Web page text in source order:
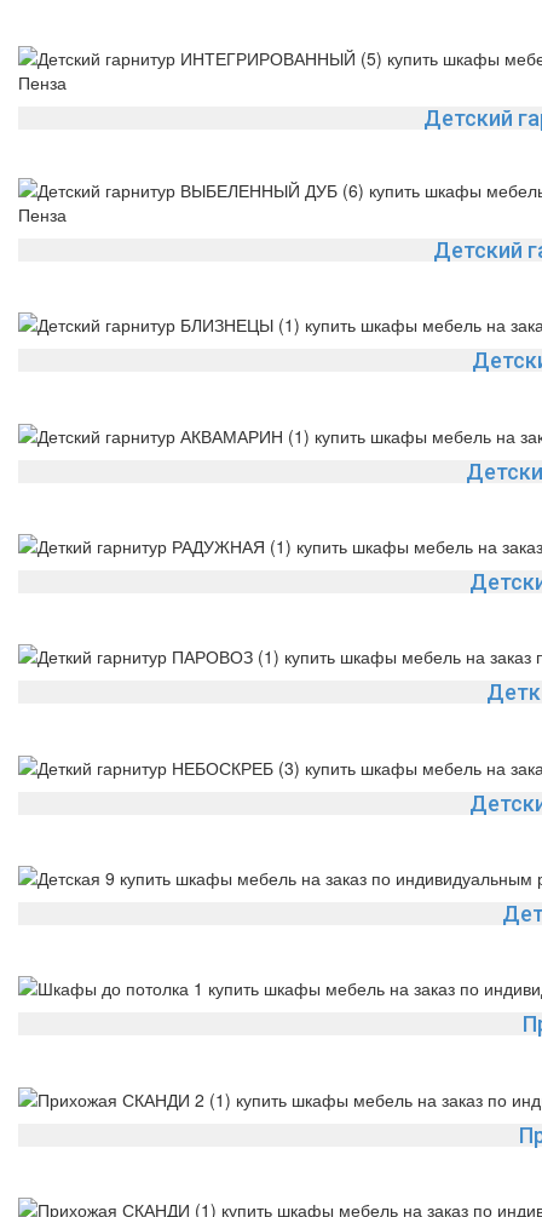
Детский
Детский